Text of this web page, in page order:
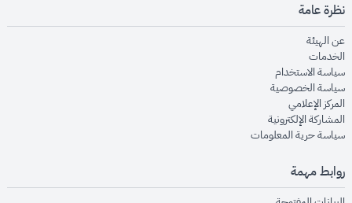
نظرة عامة
عن الهيئةopens in new window
الخدماتopens in new window
سياسة الاستخدام
سياسة الخصوصيةopens in new window
المركز الإعلاميopens in new window
المشاركة الإلكترونيةopens in new window
سياسة حرية المعلوماتopens in new window
روابط مهمة